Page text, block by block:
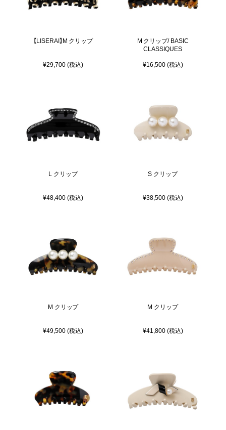
【LISERAI】M クリップ
¥29,700 (税込)
M クリップ/ BASIC
CLASSIQUES
¥16,500 (税込)
L クリップ
¥48,400 (税込)
S クリップ
¥38,500 (税込)
M クリップ
¥49,500 (税込)
M クリップ
¥41,800 (税込)